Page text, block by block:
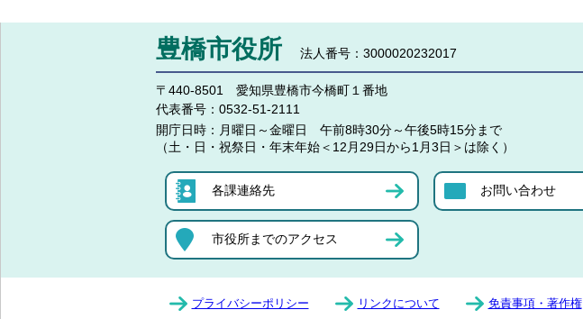
豊橋市役所 法人番号：3000020232017
〒440-8501 愛知県豊橋市今橋町１番地
代表番号： 0532-51-2111
開庁日時： 月曜日～金曜日 午前8時30分～午後5時15分まで
（土・日・祝祭日・年末年始＜12月29日から1月3日＞は除く）
各課連絡先 お問い合わせ
市役所までのアクセス
プライバシーポリシー リンクについて 免責事項・著作権